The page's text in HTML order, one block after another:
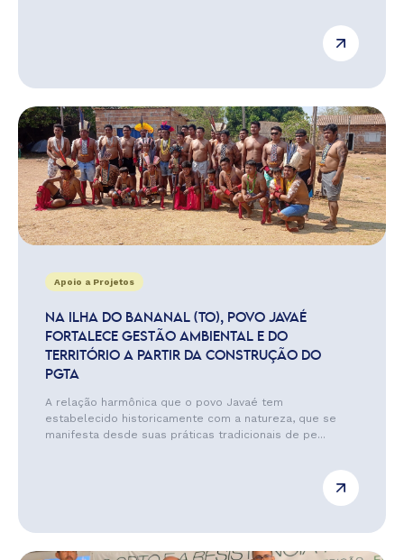
Apoio a Projetos
NA ILHA DO BANANAL (TO), POVO JAVAÉ
FORTALECE GESTÃO AMBIENTAL E DO
TERRITÓRIO A PARTIR DA CONSTRUÇÃO DO
PGTA
A relação harmônica que o povo Javaé tem
estabelecido historicamente com a natureza, que se
manifesta desde suas práticas tradicionais de pe...